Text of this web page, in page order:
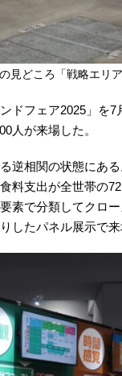
見どころ「戦略エリア
ドフェア2025」を7
人が来場した。
逆相関の状態にあ
料支出が全世帯の
素で分類してクロ
したパネル展示で来